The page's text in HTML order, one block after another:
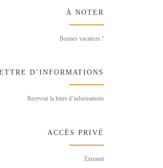
À NOTER
Bonnes vacances !
D’INFORMATIONS
Recevoir la lettre d’informations
ACCÈS PRIVÉ
Extranet